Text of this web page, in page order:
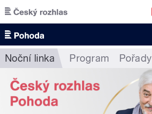
Přejít k hlavnímu obsahu
Noční linka Program Pořady